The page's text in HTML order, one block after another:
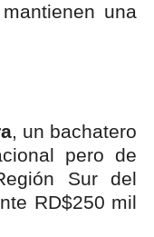
una
, un bachatero
pero de
Sur del
RD$250 mil